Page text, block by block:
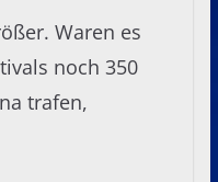
Waren es
noch 350
trafen,